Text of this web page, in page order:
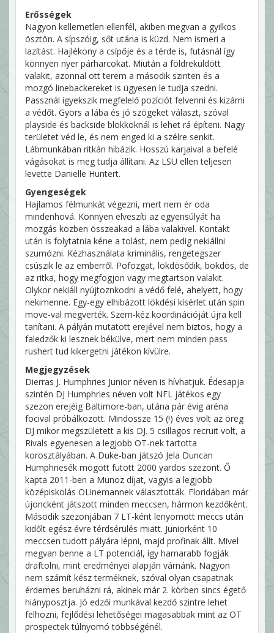
Erősségek
Nagyon kellemetlen ellenfél, akiben megvan a gyilkos
ösztön. A sípszóig, sőt utána is küzd. Nem ismeri a
lazítást. Hajlékony a csípője és a térde is, futásnál így
könnyen nyer párharcokat. Miután a földreküldött
valakit, azonnal ott terem a második szinten és a
mozgó linebackereket is ügyesen le tudja szedni.
Passznál igyekszik megfelelő pozíciót felvenni és kizárni
a védőt. Gyors a lába és jó szögeket választ, szóval
playside és backside blokkoknál is lehet rá építeni. Nagy
területet véd le, és nem enged ki a szélre senkit.
Lábmunkában ritkán hibázik. Hosszú karjaival a befelé
vágásokat is meg tudja állítani. Az LSU ellen teljesen
levette Danielle Huntert.
Gyengeségek
Hajlamos félmunkát végezni, mert nem ér oda
mindenhová. Könnyen elveszíti az egyensúlyát ha
mozgás közben összeakad a lába valakivel. Kontakt
után is folytatnia kéne a tolást, nem pedig nekiállni
szumózni. Kézhasználata kriminális, rengetegszer
csúszik le az emberről. Pofozgat, lökdösődik, bökdös, de
az ritka, hogy megfogjon vagy megtartson valakit.
Olykor nekiáll nyújtoznkodni a védő felé, ahelyett, hogy
nekimenne. Egy-egy elhibázott lökdési kísérlet után spin
move-val megverték. Szem-kéz koordinációját újra kell
tanítani. A pályán mutatott erejével nem biztos, hogy a
faledzők ki lesznek békülve, mert nem minden pass
rushert tud kikergetni játékon kívülre.
Megjegyzések
Dierras J. Humphries Junior néven is hívhatjuk. Édesapja
szintén DJ Humphries néven volt NFL játékos egy
szezon erejéig Baltimore-ban, utána pár évig aréna
focival próbálkozott. Mindössze 15 (!) éves volt az öreg
DJ mikor megszületett a kis DJ. 5 csillagos recruit volt, a
Rivals egyenesen a legjobb OT-nek tartotta
korosztályában. A Duke-ban játszó Jela Duncan
Humphriesék mögött futott 2000 yardos szezont. Ő
kapta 2011-ben a Munoz díjat, vagyis a legjobb
középiskolás OLinemannek választották. Floridában már
újoncként játszott minden meccsen, hármon kezdőként.
Második szezonjában 7 LT-ként lenyomott meccs után
kidőlt egész évre térdsérülés miatt. Juniorként 10
meccsen tudott pályára lépni, majd profinak állt. Mivel
megvan benne a LT potenciál, így hamarabb fogják
draftolni, mint eredményei alapján várnánk. Nagyon
nem számít kész terméknek, szóval olyan csapatnak
érdemes beruházni rá, akinek már 2. körben sincs égető
hiányposztja. Jó edzői munkával kezdő szintre lehet
felhozni, fejlődési lehetőségei magasabbak mint az OT
prospectek túlnyomó többségénél.